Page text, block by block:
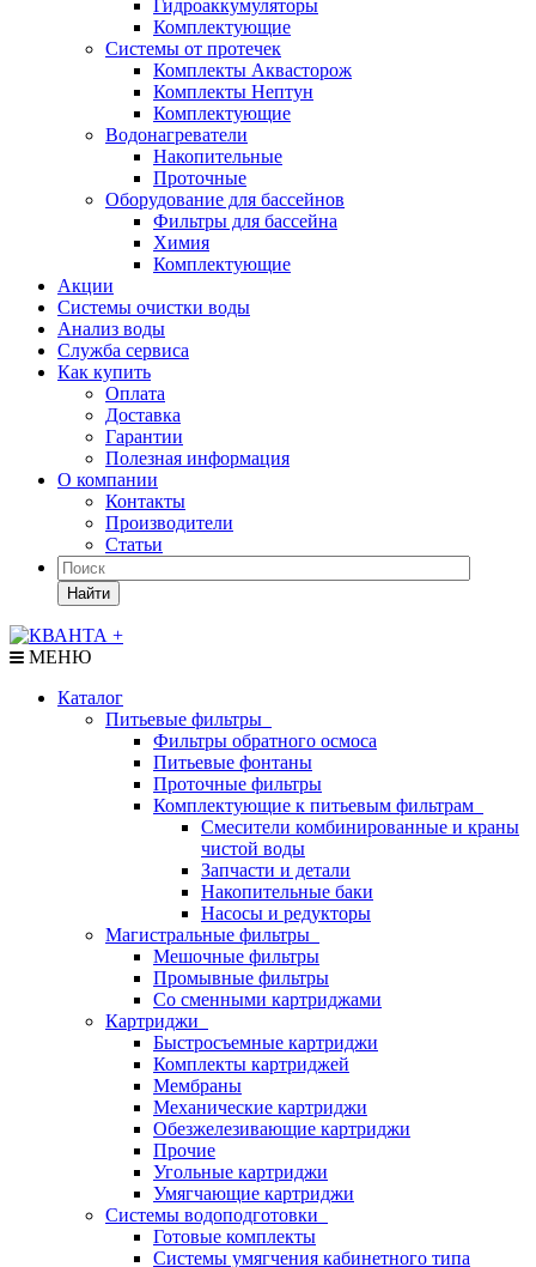
Гидроаккумуляторы
Комплектующие
Системы от протечек
Комплекты Аквасторож
Комплекты Нептун
Комплектующие
Водонагреватели
Накопительные
Проточные
Оборудование для бассейнов
Фильтры для бассейна
Химия
Комплектующие
Акции
Системы очистки воды
Анализ воды
Служба сервиса
Как купить
Оплата
Доставка
Гарантии
Полезная информация
О компании
Контакты
Производители
Статьи
Найти
МЕНЮ
Каталог
Питьевые фильтры
Фильтры обратного осмоса
Питьевые фонтаны
Проточные фильтры
Комплектующие к питьевым фильтрам
Смесители комбинированные и краны
чистой воды
Запчасти и детали
Накопительные баки
Насосы и редукторы
Магистральные фильтры
Мешочные фильтры
Промывные фильтры
Со сменными картриджами
Картриджи
Быстросъемные картриджи
Комплекты картриджей
Мембраны
Механические картриджи
Обезжелезивающие картриджи
Прочие
Угольные картриджи
Умягчающие картриджи
Системы водоподготовки
Готовые комплекты
Системы умягчения кабинетного типа